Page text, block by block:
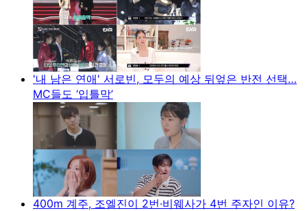
'내 남은 연애' 서로빈, 모두의 예상 뒤엎은 반전 선택…
MC들도 ‘입틀막’
400m 계주, 조엘진이 2번·비웨사가 4번 주자인 이유?